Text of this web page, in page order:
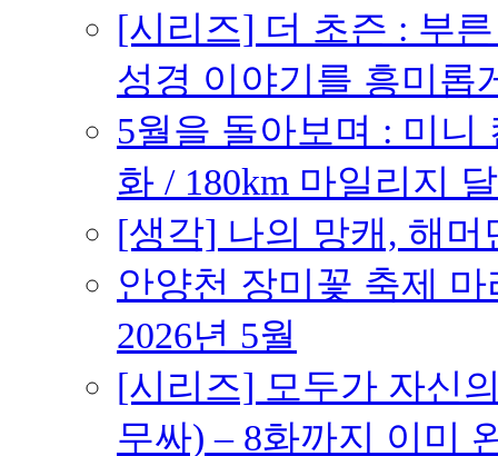
[시리즈] 더 초즌 : 부른
성경 이야기를 흥미롭
5월을 돌아보며 : 미니
화 / 180km 마일리지
[생각] 나의 망캐, 해머
안양천 장미꽃 축제
2026년 5월
[시리즈] 모두가 자신
무싸) – 8화까지 이미